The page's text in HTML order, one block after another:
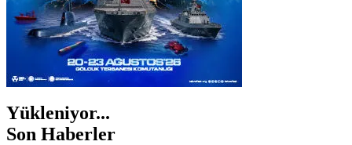
Yükleniyor...
Son Haberler